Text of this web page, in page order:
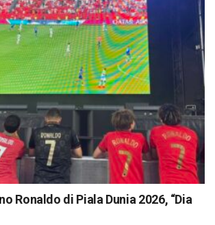
Ronaldo di Piala Dunia 2026, “Dia